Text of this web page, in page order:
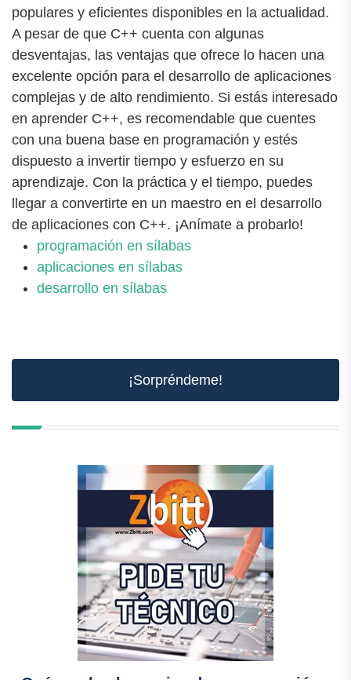
populares y eficientes disponibles en la actualidad.
A pesar de que C++ cuenta con algunas
desventajas, las ventajas que ofrece lo hacen una
excelente opción para el desarrollo de aplicaciones
complejas y de alto rendimiento. Si estás interesado
en aprender C++, es recomendable que cuentes
con una buena base en programación y estés
dispuesto a invertir tiempo y esfuerzo en su
aprendizaje. Con la práctica y el tiempo, puedes
llegar a convertirte en un maestro en el desarrollo
de aplicaciones con C++. ¡Anímate a probarlo!
programación en sílabas
aplicaciones en sílabas
desarrollo en sílabas
¡Sorpréndeme!